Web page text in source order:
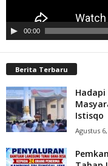
00:00
Berita Terbaru
Hadapi
Istisqo
Agustus